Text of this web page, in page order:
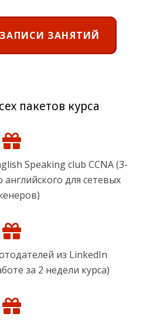
ЗАНЯТИЙ
пакетов курса
Speaking club CCNA (3-
для сетевых
из LinkedIn
за 2 недели курса)